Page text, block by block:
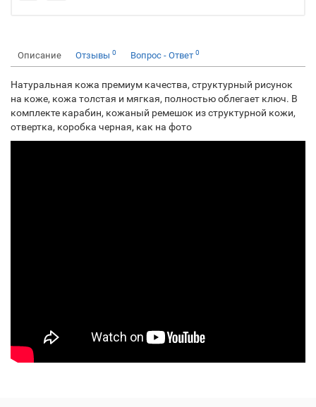
Описание Отзывы 0 Вопрос - Ответ 0
Натуральная кожа премиум качества, структурный рисунок
на коже, кожа толстая и мягкая, полностью облегает ключ. В
комплекте карабин, кожаный ремешок из структурной кожи,
отвертка, коробка черная, как на фото